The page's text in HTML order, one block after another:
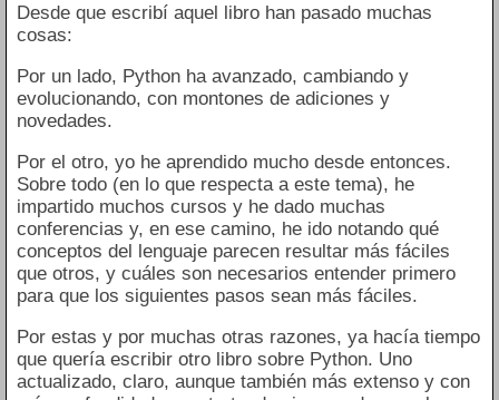
Desde que escribí aquel libro han pasado muchas
cosas:
Por un lado, Python ha avanzado, cambiando y
evolucionando, con montones de adiciones y
novedades.
Por el otro, yo he aprendido mucho desde entonces.
Sobre todo (en lo que respecta a este tema), he
impartido muchos cursos y he dado muchas
conferencias y, en ese camino, he ido notando qué
conceptos del lenguaje parecen resultar más fáciles
que otros, y cuáles son necesarios entender primero
para que los siguientes pasos sean más fáciles.
Por estas y por muchas otras razones, ya hacía tiempo
que quería escribir otro libro sobre Python. Uno
actualizado, claro, aunque también más extenso y con